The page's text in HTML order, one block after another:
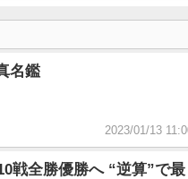
名鑑
2023/01/13
戦全勝優勝へ “逆算”で最